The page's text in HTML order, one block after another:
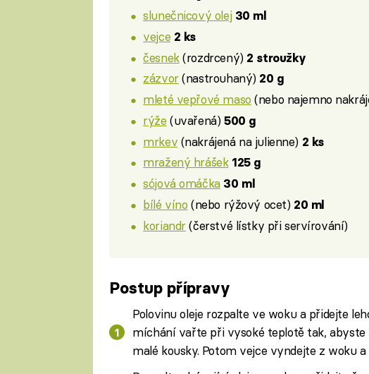
slunečnicový olej 30 ml
vejce 2 ks
česnek(rozdrcený) 2 stroužky
zázvor(nastrouhaný) 20 g
mleté vepřové maso (nebo najemno
rýže (uvařená) 500 g
mrkev (nakrájená na julienne) 2 ks
mražený hrášek 125 g
sójová omáčka 30 ml
bílé víno (nebo rýžový ocet) 20 ml
koriandr(čerstvé lístky při servírování)
Postup přípravy
Polovinu oleje rozpalte ve woku a přidejte
míchání vařte při vysoké teplotě tak, abyste
malé kousky. Potom vejce vyndejte z woku